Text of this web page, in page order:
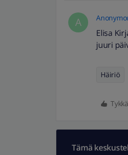
A
Elisa
juuri
Häiriö
Tämä